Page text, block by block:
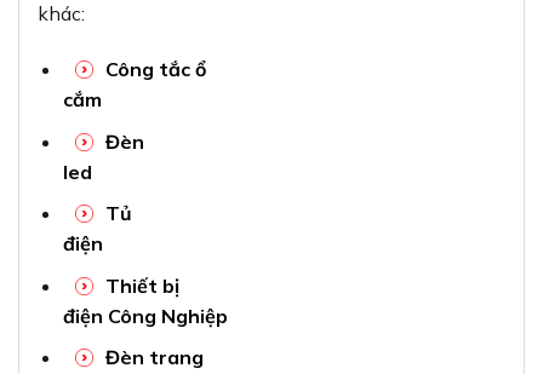
khác:
Công tắc ổ
cắm
Đèn
led
Tủ
điện
Thiết bị
điện Công Nghiệp
Đèn trang